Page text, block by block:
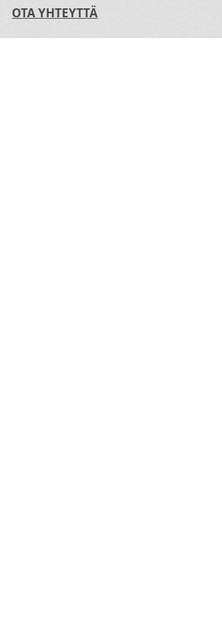
OTA YHTEYTTÄ